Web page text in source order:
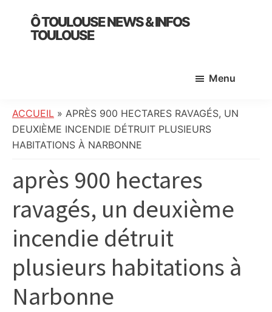
primary
Ô TOULOUSE NEWS & INFOS
TOULOUSE
:
info
locale,
culture,
politique,
météo,
divers
initiatives
citoyennes
Menu
ACCUEIL » APRÈS 900 HECTARES RAVAGÉS, UN
DEUXIÈME INCENDIE DÉTRUIT PLUSIEURS
HABITATIONS À NARBONNE
après 900 hectares
ravagés, un deuxième
incendie détruit
plusieurs habitations à
Narbonne